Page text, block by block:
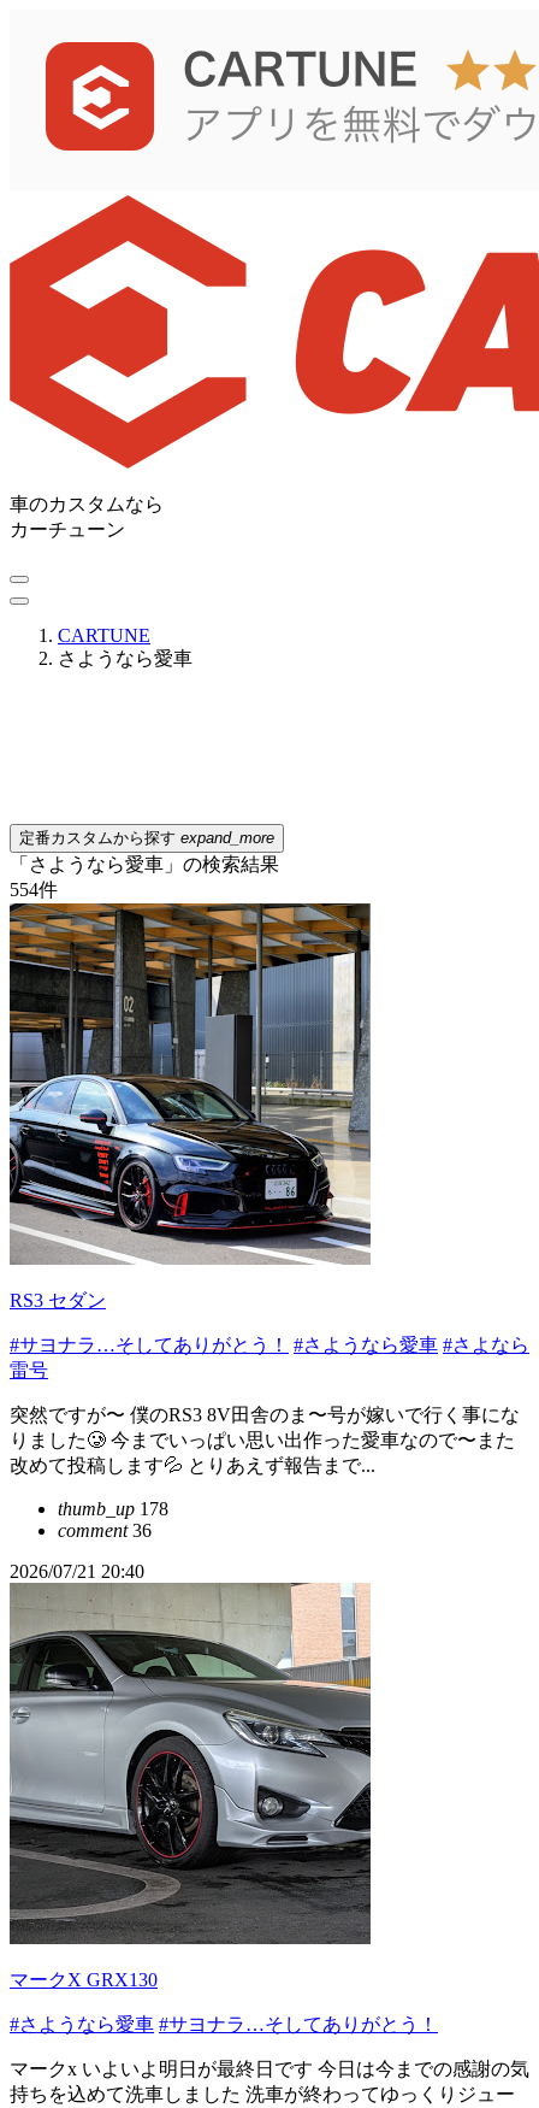
車のカスタムなら
カーチューン
CARTUNE
さようなら愛車
定番カスタムから探す expand_more
「さようなら愛車」の検索結果
554件
RS3 セダン
#サヨナラ…そしてありがとう！ #さようなら愛車 #さよなら
雷号
突然ですが〜 僕のRS3 8V田舎のま〜号が嫁いで行く事にな
りました🥲 今までいっぱい思い出作った愛車なので〜また
改めて投稿します💦 とりあえず報告まで...
thumb_up 178
comment36
2026/07/21 20:40
マークX GRX130
#さようなら愛車 #サヨナラ…そしてありがとう！
マークx いよいよ明日が最終日です 今日は今までの感謝の気
持ちを込めて洗車しました 洗車が終わってゆっくりジュー